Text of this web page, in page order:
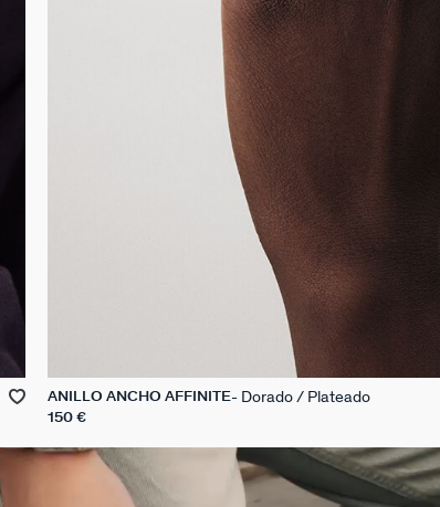
ANILLO ANCHO AFFINITE Dorado / Plateado
150 €